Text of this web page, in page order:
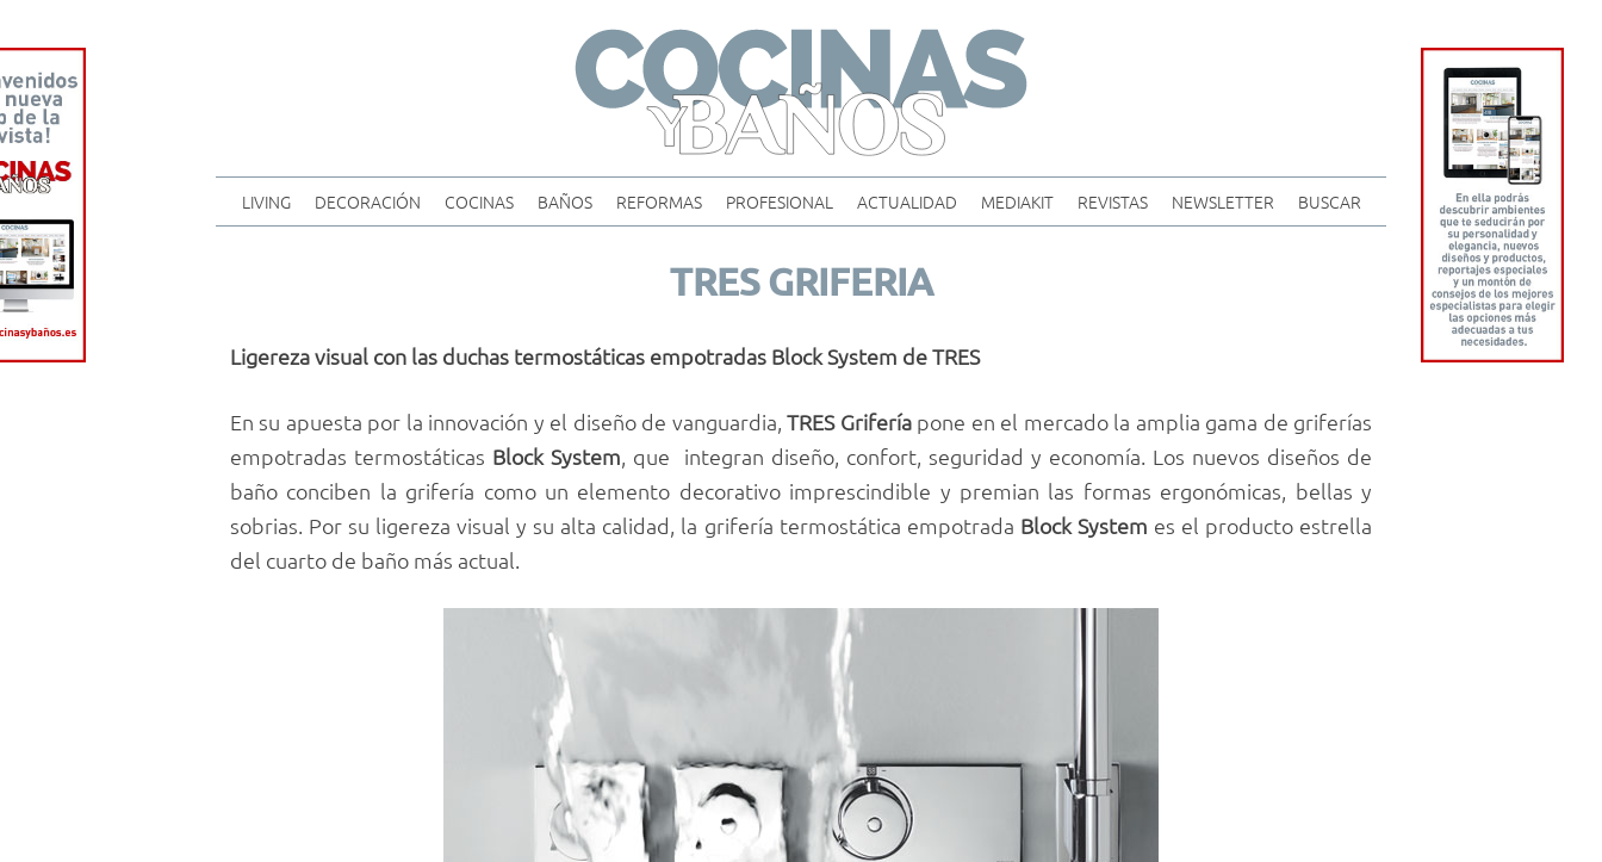
content
LIVING DECORACIÓN COCINAS BAÑOS REFORMAS PROFESIONAL ACTUALIDAD MEDIAKIT REVISTAS NEWSLETTER BUSCAR
TRES GRIFERIA
Ligereza visual con las duchas termostáticas empotradas Block System de TRES
En su apuesta por la innovación y el diseño de vanguardia,TRES Griferíapone en el mercado la amplia gama de griferías
empotradas termostáticas Block System, que integran diseño, confort, seguridad y economía. Los nuevos diseños de
baño conciben la grifería como un elemento decorativo imprescindible y premian las formas ergonómicas, bellas y
sobrias. Por su ligereza visual y su alta calidad, la grifería termostática empotrada Block System es el producto estrella
del cuarto de baño más actual.